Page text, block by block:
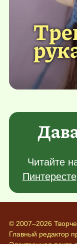
Читайте
Пинтересте
© 2007–2026
Главный редактор